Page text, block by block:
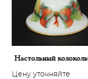
Настольный
Цену уточняйте